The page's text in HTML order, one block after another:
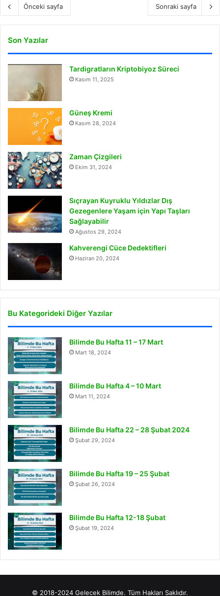
Önceki sayfa Sonraki sayfa
Son Yazılar
Tardigratların Kriptobiyoz Süreci
Kasım 11, 2025
Güneş Kremi
Kasım 28, 2024
Zaman Çizgileri
Ekim 31, 2024
Sıçrayan Kuyruklu Yıldızlar Dış
Gezegenlere Yaşam için Yapı Taşları
Sağlayabilir
Ağustos 29, 2024
Kahverengi Cüce Dedektifleri
Haziran 20, 2024
Bu Kategorideki Diğer Yazılar
Bilimde Bu Hafta 11 – 17 Mart
Mart 18, 2024
Bilimde Bu Hafta 4 – 10 Mart
Mart 11, 2024
Bilimde Bu Hafta 22 – 28 Şubat 2024
Şubat 29, 2024
Bilimde Bu Hafta 19 – 25 Şubat
Şubat 26, 2024
Bilimde Bu Hafta 12-18 Şubat
Şubat 19, 2024
© 2018-2024 Gelecek Bilimde. Tüm Hakları Saklıdır.